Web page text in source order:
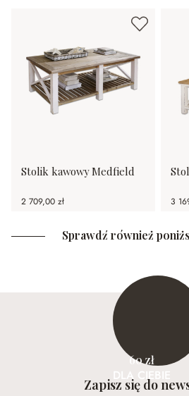
Stolik kawowy Medfield
2 709,00 zł 3
Sprawdź również
60 zł
DLA CIEBIE
Zapisz się do